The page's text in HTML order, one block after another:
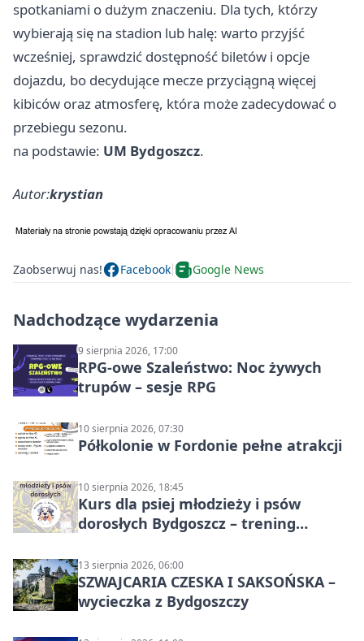
spotkaniami o dużym znaczeniu. Dla tych, którzy
wybierają się na stadion lub halę: warto przyjść
wcześniej, sprawdzić dostępność biletów i opcje
dojazdu, bo decydujące mecze przyciągną więcej
kibiców oraz atmosferę, która może zadecydować o
przebiegu sezonu.
na podstawie: UM Bydgoszcz.
Autor:krystian
Zaobserwuj nas! Facebook Google News
Nadchodzące wydarzenia
9 sierpnia 2026, 17:00
RPG-owe Szaleństwo: Noc żywych
trupów – sesje RPG
10 sierpnia 2026, 07:30
Półkolonie w Fordonie pełne atrakcji
10 sierpnia 2026, 18:45
Kurs dla psiej młodzieży i psów
dorosłych Bydgoszcz – trening
13 sierpnia 2026, 06:00
SZWAJCARIA CZESKA I SAKSOŃSKA –
wycieczka z Bydgoszczy